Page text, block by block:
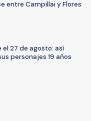
entre Campillai y Flores
el 27 de agosto: así
personajes 19 años